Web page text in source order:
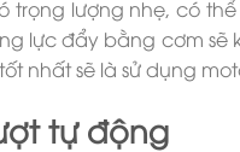
trọng lượng nhẹ, có
lực đẩy bằng cơm
nhất sẽ là sử dụng
tự động